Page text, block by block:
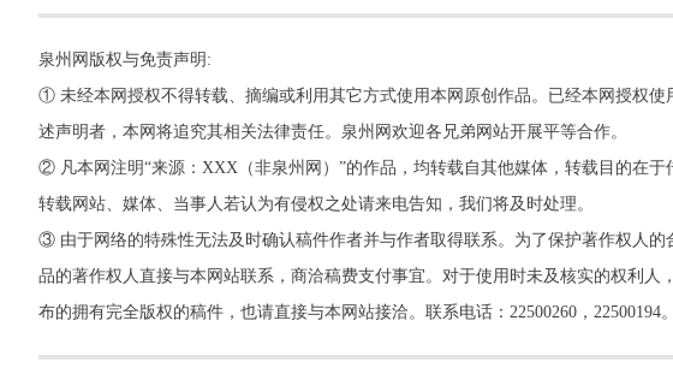
泉州网版权与免责声明:
① 未经本网授权不得转载、摘编或利用其它方式使用本网原创作品。已经本网授权
述声明者，本网将追究其相关法律责任。泉州网欢迎各兄弟网站开展平等合作。
② 凡本网注明“来源：XXX（非泉州网）”的作品，均转载自其他媒体，转载目的在
转载网站、媒体、当事人若认为有侵权之处请来电告知，我们将及时处理。
③ 由于网络的特殊性无法及时确认稿件作者并与作者取得联系。为了保护著作权人
品的著作权人直接与本网站联系，商洽稿费支付事宜。对于使用时未及核实的权利
布的拥有完全版权的稿件，也请直接与本网站接洽。联系电话：22500260，22500194